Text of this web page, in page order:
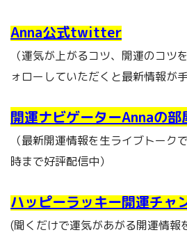
Anna公式twitter
（運気が上がるコツ、開運のコ
ォローしていただくと最新情報が
開運ナビゲーターAnnaの
（最新開運情報を生ライブトーク
時まで好評配信中）
ハッピーラッキー開運チャ
(聞くだけで運気があがる開運情